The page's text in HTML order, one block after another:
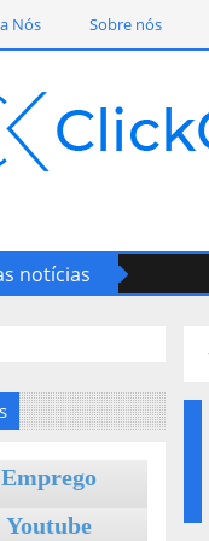
Nós Sobre nós
notícias
Emprego
Youtube